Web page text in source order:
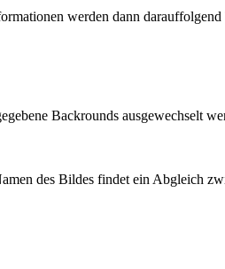
werden dann darauffolgend
Backrounds ausgewechselt
des Bildes findet ein Abgleich